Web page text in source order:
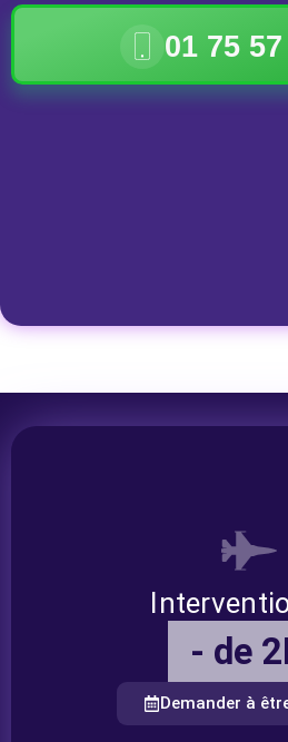
01 75
- de
Demander à